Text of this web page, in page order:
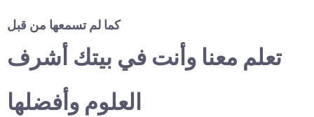
كما لم تسمعها من قبل
تعلم معنا وأنت في بيتك أشرف
العلوم وأفضلها